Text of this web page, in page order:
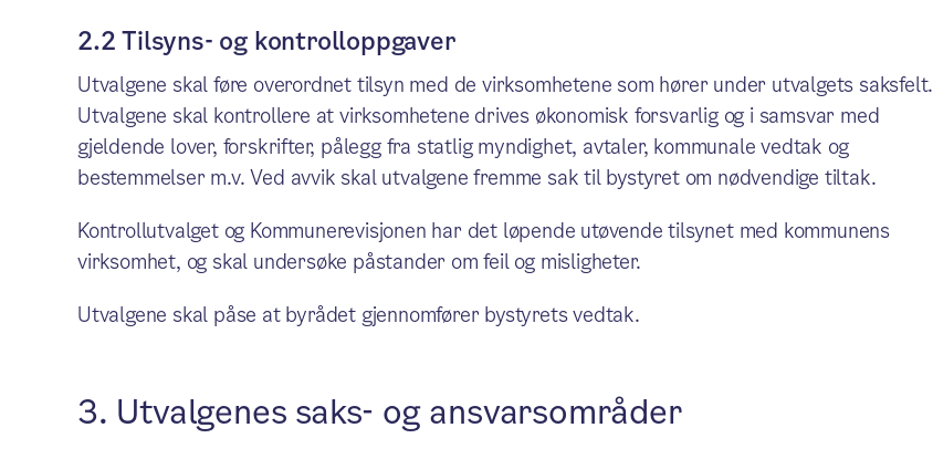
2.2 Tilsyns- og kontrolloppgaver
Utvalgene skal føre overordnet tilsyn med de virksomhetene som hører under utvalgets saksfelt.
Utvalgene skal kontrollere at virksomhetene drives økonomisk forsvarlig og i samsvar med
gjeldende lover, forskrifter, pålegg fra statlig myndighet, avtaler, kommunale vedtak og
bestemmelser m.v. Ved avvik skal utvalgene fremme sak til bystyret om nødvendige tiltak.
Kontrollutvalget og Kommunerevisjonen har det løpende utøvende tilsynet med kommunens
virksomhet, og skal undersøke påstander om feil og misligheter.
Utvalgene skal påse at byrådet gjennomfører bystyrets vedtak.
3. Utvalgenes saks- og ansvarsområder